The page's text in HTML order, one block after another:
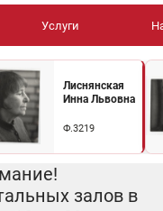
Услуги
Лиснянская
Инна Львовна
Ф.3219
залов в